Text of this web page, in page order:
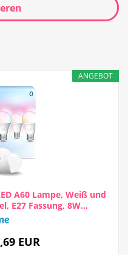
ANGEBOT
A60 Lampe, Weiß und
E27 Fassung, 8W...
EUR